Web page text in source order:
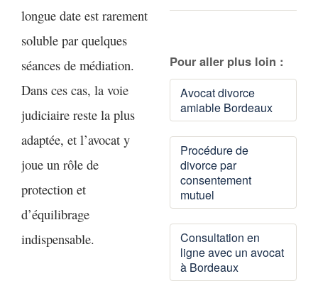
longue date est rarement
soluble par quelques
séances de médiation.
Dans ces cas, la voie
judiciaire reste la plus
adaptée, et l’avocat y
joue un rôle de
protection et
d’équilibrage
indispensable.
conjointe. Dans
orientera selon
votre situation
spécifique.
biens. En effet,
cette prestation
vise à compenser
niveau de vie entre
les époux après le
divorce — elle est
régime
matrimonial.
nouvelle : votre
tout moment.
Ainsi, même si une
procédure
judiciaire est
engagée, les époux
peuvent à tout
moment se mettre
d’accord et
basculer vers un
divorce par
Pour aller plus loin :
Avocat divorce
amiable Bordeaux
Procédure de
divorce par
consentement
mutuel
Consultation en
ligne avec un avocat
à Bordeaux